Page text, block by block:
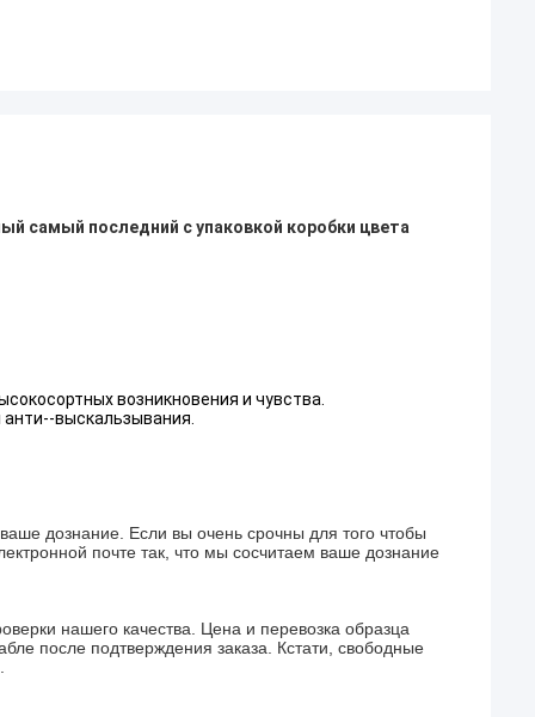
самый последний с упаковкой коробки цвета
возникновения и чувства.
выскальзывания.
дознание. Если вы очень срочны для того чтобы
почте так, что мы сосчитаем ваше дознание
нашего качества. Цена и перевозка образца
после подтверждения заказа. Кстати, свободные